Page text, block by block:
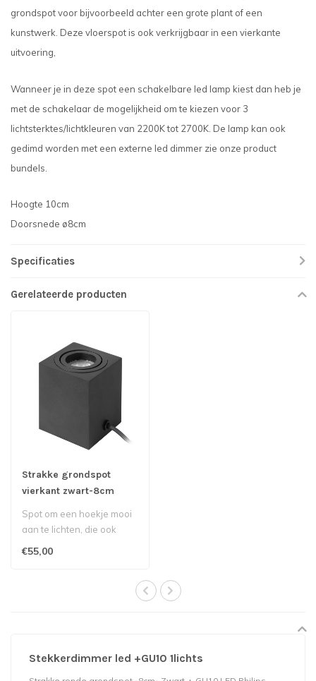
grondspot voor bijvoorbeeld achter een grote plant of een
kunstwerk. Deze vloerspot is ook verkrijgbaar in een vierkante
uitvoering,
Wanneer je in deze spot een schakelbare led lamp kiest dan heb je
met de schakelaar de mogelijkheid om te kiezen voor 3
lichtsterktes/lichtkleuren van 2200K tot 2700K. De lamp kan ook
gedimd worden met een externe led dimmer zie onze product
bundels.
Hoogte 10cm
Doorsnede ø8cm
Specificaties
Gerelateerde producten
Strakke grondspot
vierkant zwart-8cm
Spot om een hoekje mooi
aan te lichten, die ook
€55,00
Stekkerdimmer led +GU10 1lichts